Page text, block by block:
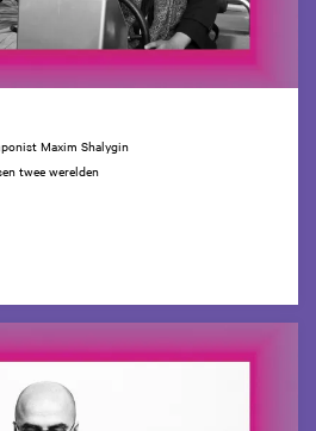
Maxim Shalygin
twee werelden